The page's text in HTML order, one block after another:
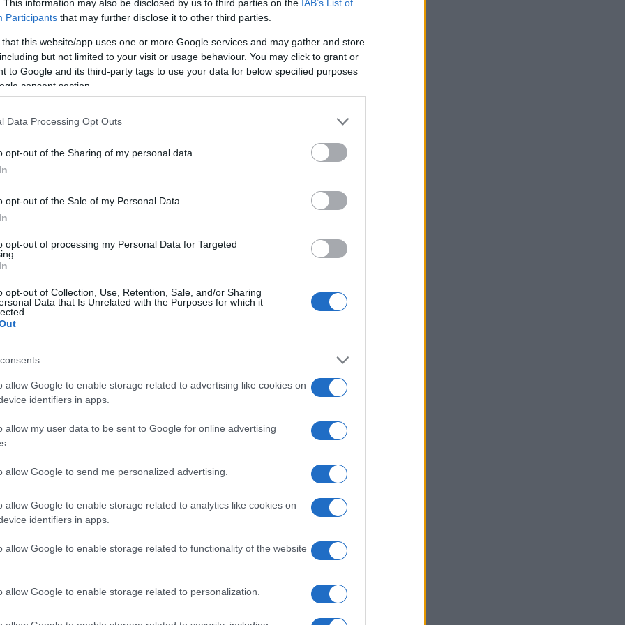
This information may also be disclosed by us to third parties on the IAB’s List of
Participants that may further disclose it to other third parties.
that this website/app uses one or more Google services and may gather and store
but not limited to your visit or usage behaviour. You may click to grant or
to Google and its third-party tags to use your data for below specified purposes
consent section.
Data Processing Opt Outs
opt-out of the Sharing of my personal data.
opt-out of the Sale of my Personal Data.
opt-out of processing my Personal Data for Targeted
opt-out of Collection, Use, Retention, Sale, and/or Sharing
Data that Is Unrelated with the Purposes for which it
allow Google to enable storage related to advertising like cookies on
identifiers in apps.
allow my user data to be sent to Google for online advertising
allow Google to send me personalized advertising.
allow Google to enable storage related to analytics like cookies on
identifiers in apps.
allow Google to enable storage related to functionality of the website
allow Google to enable storage related to personalization.
στον φόνο του νεογνού θα
δώσουν μητέρα και γιαγιά
ΕΛΛΑΔΑ
15/05/2018 - 09:58
Είχε κάνει και στο παρελθόν
πέταξε το νεογέννητο σε
Πετρούπολη
«Φοβήθηκα μην καταλάβουν
τίποτα η μάνα και ο αδελφός μου
19χρονη που πέταξε το
νεογέννητο στο σκουπιδοτενεκέ
ΕΛΛΑΔΑ
Φρίκη από την 19χρονη που
Έβλεπα βίντεο με γέννες για
19χρονης παιδοκτόνου και της
μητέρας της για την άγριας
δολοφονίας του βρέφους στην